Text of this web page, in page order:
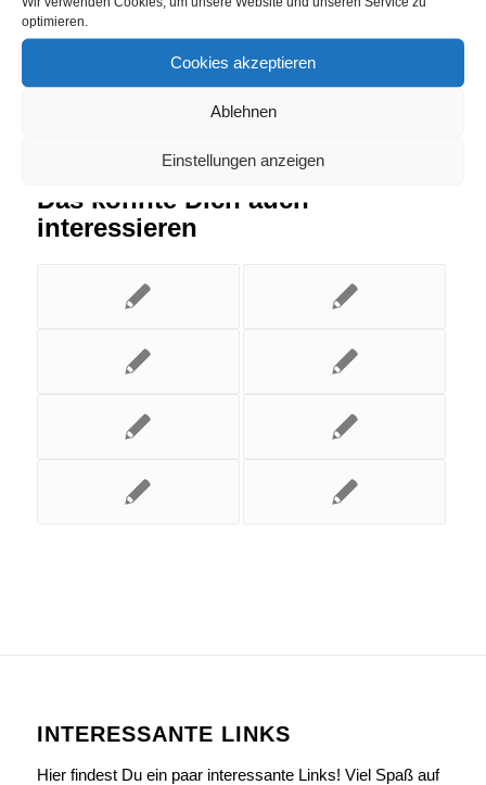
optimieren.
Cookies akzeptieren
Ablehnen
Einstellungen anzeigen
Das könnte Dich auch
interessieren
INTERESSANTE LINKS
Hier findest Du ein paar interessante Links! Viel Spaß auf